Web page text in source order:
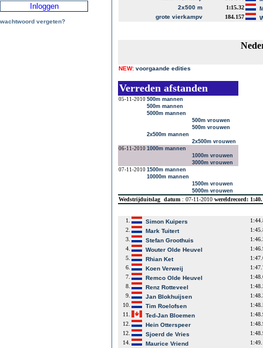
wachtwoord vergeten?
2x500 m
1:15.32
grote vierkampv
184.157
NEW: voorgaande edities
Verreden afstanden
05-11-2010 500m mannen
500m mannen
5000m mannen
500m vrouwen
500m vrouwen
2x500m mannen
2x500m vrouwen
06-11-2010 1000m mannen
1000m vrouwen
3000m vrouwen
07-11-2010 1500m mannen
10000m mannen
1500m vrouwen
5000m vrouwen
Wedstrijduitslag datum : 07-11-2010 wereldrecord:
1. Simon Kuipers
2.
Mark Tuitert
3.
Stefan Groothuis
4.
Wouter Olde Heuvel
5.
Rhian Ket
6.
Koen Verweij
7.
Remco Olde Heuvel
8.
Renz Rotteveel
9.
Jan Blokhuijsen
10.
Tim Roelofsen
11.
Ted-Jan Bloemen
12.
Hein Otterspeer
12.
Sjoerd de Vries
14.
Maurice Vriend